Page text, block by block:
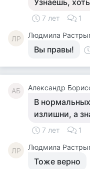
Узнаешь,
7 лет 1
ЛР Людмила
Вы правы!
АБ Александр
В
излишни, а
7 лет 1
ЛР Людмила
Тоже верно